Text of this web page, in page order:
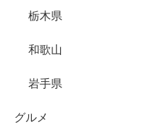
栃木県
和歌山
岩手県
グルメ